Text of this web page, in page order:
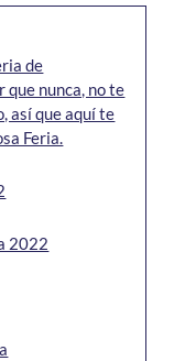
de
nunca, no te
así que aquí te
Feria.
2022